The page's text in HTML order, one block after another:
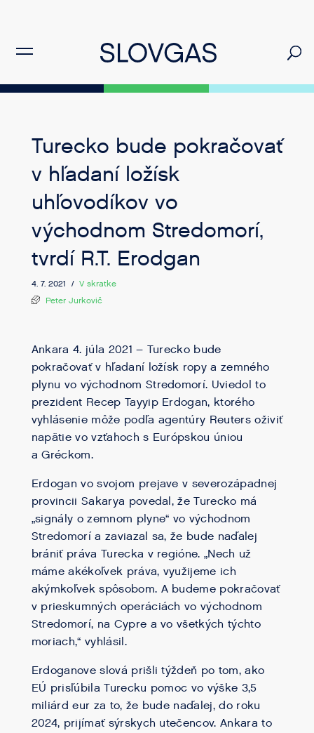
Turecko bude pokračovať
v hľadaní ložísk
uhľovodíkov vo
východnom Stredomorí,
tvrdí R.T. Erodgan
4. 7. 2021 / V skratke
Peter Jurkovič
Ankara 4. júla 2021 – Turecko bude
pokračovať v hľadaní ložísk ropy a zemného
plynu vo východnom Stredomorí. Uviedol to
prezident Recep Tayyip Erdogan, ktorého
vyhlásenie môže podľa agentúry Reuters oživiť
napätie vo vzťahoch s Európskou úniou
a Gréckom.
Erdogan vo svojom prejave v severozápadnej
provincii Sakarya povedal, že Turecko má
„signály o zemnom plyne“ vo východnom
Stredomorí a zaviazal sa, že bude naďalej
brániť práva Turecka v regióne. „Nech už
máme akékoľvek práva, využijeme ich
akýmkoľvek spôsobom. A budeme pokračovať
v prieskumných operáciách vo východnom
Stredomorí, na Cypre a vo všetkých týchto
moriach,“ vyhlásil.
Erdoganove slová prišli týždeň po tom, ako
EÚ prisľúbila Turecku pomoc vo výške 3,5
miliárd eur za to, že bude naďalej, do roku
2024, prijímať sýrskych utečencov. Ankara to